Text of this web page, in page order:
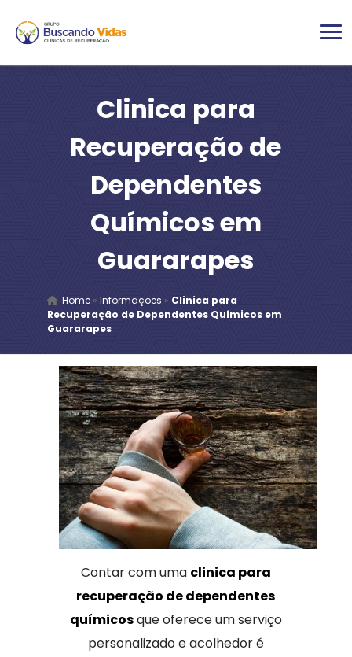
Clinica para
Recuperação de
Dependentes
Químicos em
Guararapes
Home» Informações » Clinica para
Recuperação de Dependentes Químicos em
Guararapes
Contar com uma clinica para
recuperação de dependentes
químicosque oferece um serviço
personalizado e acolhedor é